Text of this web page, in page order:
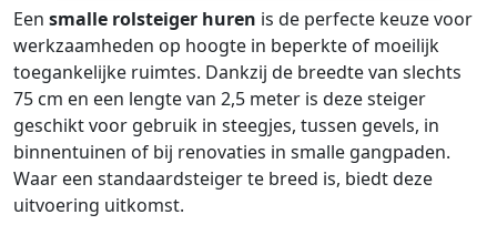
Een smalle rolsteiger huren is de perfecte keuze voor
werkzaamheden op hoogte in beperkte of moeilijk
toegankelijke ruimtes. Dankzij de breedte van slechts
75 cm en een lengte van 2,5 meter is deze steiger
geschikt voor gebruik in steegjes, tussen gevels, in
binnentuinen of bij renovaties in smalle gangpaden.
Waar een standaardsteiger te breed is, biedt deze
uitvoering uitkomst.